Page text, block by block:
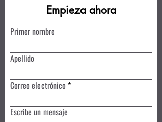
Empieza ahora
Primer nombre
Apellido
Correo electrónico
Escribe un mensaje